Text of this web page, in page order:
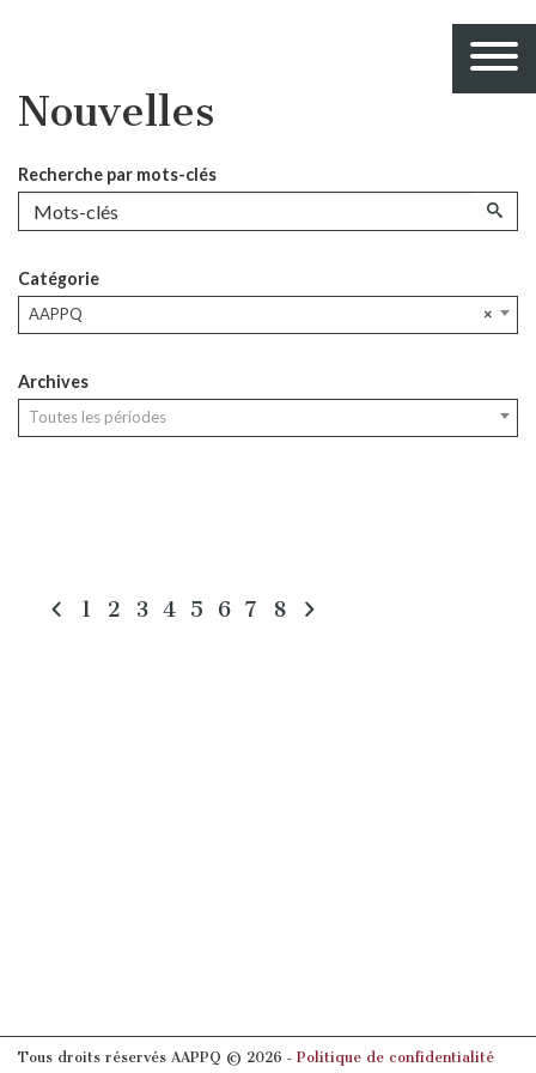
Nouvelles
Recherche par mots-clés
Catégorie
×
AAPPQ
Archives
Toutes les périodes
1 2 3 4 5 6 7 8
Tous droits réservés AAPPQ © 2026 ‐ Politique de confidentialité